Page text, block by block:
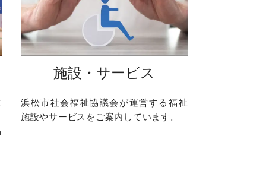
施設・サービス
浜松市社会福祉協議会が運営する福祉
施設やサービスをご案内しています。